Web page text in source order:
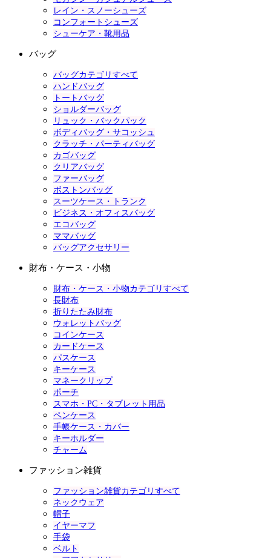
レイン・スノーシューズ
コンフォートシューズ
シューケア・靴用品
バッグ
バッグカテゴリすべて
ハンドバッグ
トートバッグ
ショルダーバッグ
リュック・バックパック
ボディバッグ・サコッシュ
クラッチ・パーティバッグ
カゴバッグ
クリアバッグ
ファーバッグ
ボストンバッグ
スーツケース・トランク
ビジネス・オフィスバッグ
エコバッグ
ママバッグ
バッグアクセサリー
財布・ケース・小物
財布・ケース・小物カテゴリすべて
長財布
折りたたみ財布
ウォレットバッグ
コインケース
カードケース
パスケース
キーケース
マネークリップ
ポーチ
スマホ・PC・タブレット用品
ペンケース
手帳ケース・カバー
キーホルダー
チャーム
ファッション雑貨
ファッション雑貨カテゴリすべて
ネックウェア
帽子
イヤーマフ
手袋
ベルト